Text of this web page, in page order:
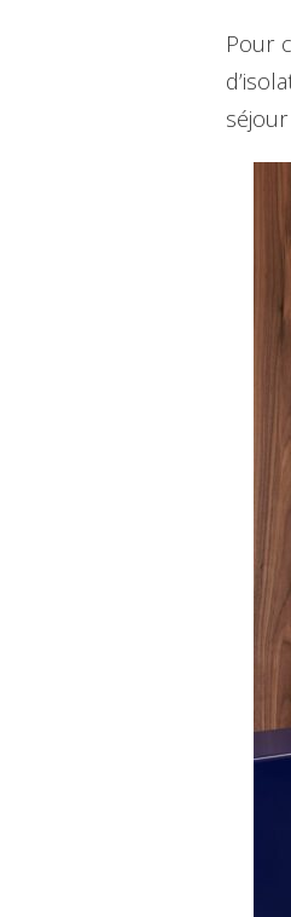
Pour
séjour